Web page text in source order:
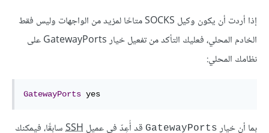
إذا أردت أن يكون وكيل SOCKS متاحًا لمزيد من الواجهات وليس فقط
الخادم المحلي، فعليك التأكد من تفعيل خيار GatewayPorts على
نظامك المحلي:
GatewayPorts yes
بما أن خيار GatewayPorts قد أُعِدّ في عميل SSHسابقًا، فيمكنك